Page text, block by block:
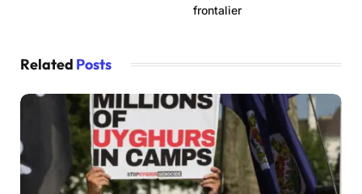
frontalier
Related Posts